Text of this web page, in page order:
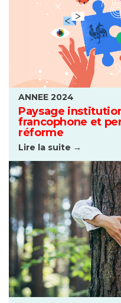
ANNEE 2024
Paysage
francophone et
réforme
Lire la suite →